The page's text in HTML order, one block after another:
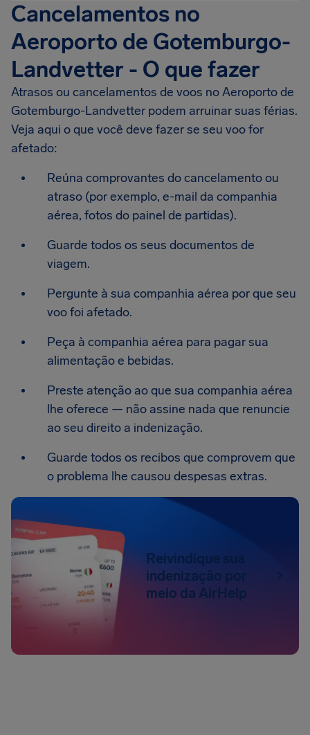
Cancelamentos no
Aeroporto de Gotemburgo-
Landvetter - O que fazer
Atrasos ou cancelamentos de voos no Aeroporto de
Gotemburgo-Landvetter podem arruinar suas férias.
Veja aqui o que você deve fazer se seu voo for
afetado:
Reúna comprovantes do cancelamento ou
atraso (por exemplo, e-mail da companhia
aérea, fotos do painel de partidas).
Guarde todos os seus documentos de
viagem.
Pergunte à sua companhia aérea por que seu
voo foi afetado.
Peça à companhia aérea para pagar sua
alimentação e bebidas.
Preste atenção ao que sua companhia aérea
lhe oferece — não assine nada que renuncie
ao seu direito a indenização.
Guarde todos os recibos que comprovem que
o problema lhe causou despesas extras.
Reivindique sua
indenização por
meio da AirHelp